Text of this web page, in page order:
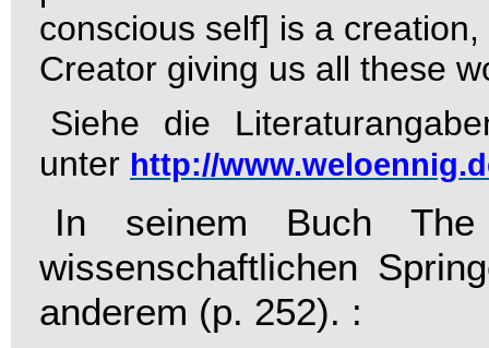
conscious self] is a
Creator giving us all these
Siehe die
unter http://
In seinem Buch
wissenschaftlichen
anderem (p. 252). :